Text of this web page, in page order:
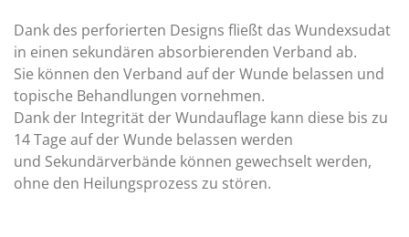
Dank des perforierten Designs fließt das Wundexsudat
in einen sekundären absorbierenden Verband ab.
Sie können den Verband auf der Wunde belassen und
topische Behandlungen vornehmen.
Dank der Integrität der Wundauflage kann diese bis zu
14 Tage auf der Wunde belassen werden
und Sekundärverbände können gewechselt werden,
ohne den Heilungsprozess zu stören.